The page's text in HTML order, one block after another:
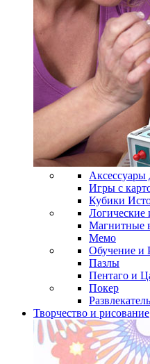
Аксессуары
Игры с
Кубики
Логические
Магнитные
Мемо
Обучение и
Пазлы
Пентаго и
Покер
Творчество и рисование